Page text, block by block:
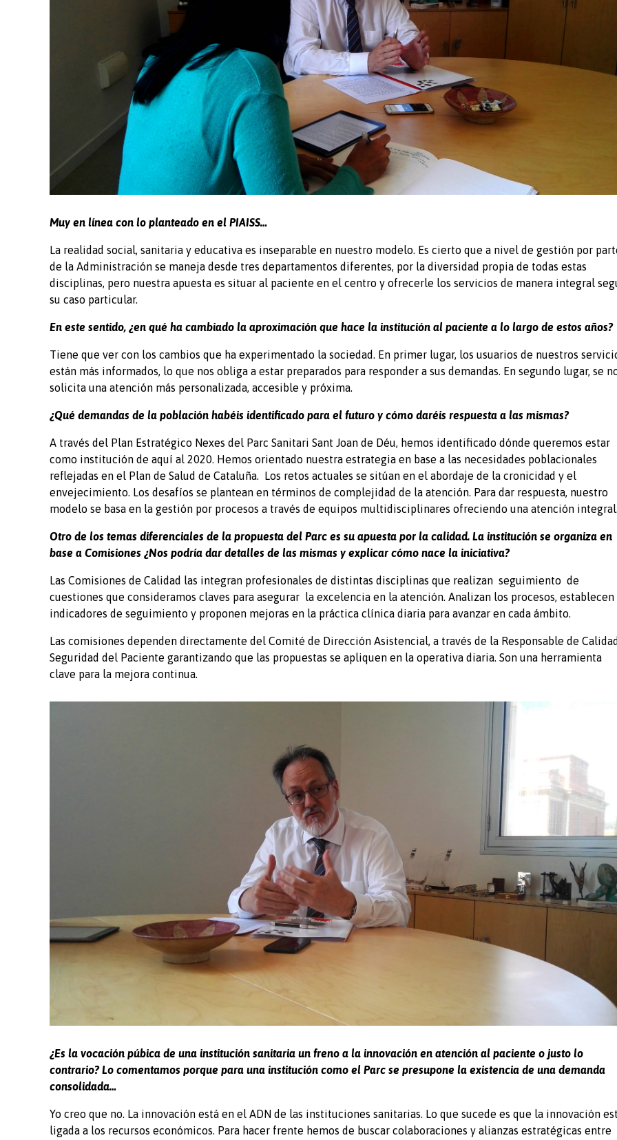
Muy en línea con lo planteado en el PIAISS…
La realidad social, sanitaria y educativa es inseparable en nuestro modelo. Es cierto que a nivel de gestión por
de la Administración se maneja desde tres departamentos diferentes, por la diversidad propia de todas estas
disciplinas, pero nuestra apuesta es situar al paciente en el centro y ofrecerle los servicios de manera integral
su caso particular.
En este sentido, ¿en qué ha cambiado la aproximación que hace la institución al paciente a lo largo de estos años?
Tiene que ver con los cambios que ha experimentado la sociedad. En primer lugar, los usuarios de nuestros
están más informados, lo que nos obliga a estar preparados para responder a sus demandas. En segundo lugar, se
solicita una atención más personalizada, accesible y próxima.
¿Qué demandas de la población habéis identificado para el futuro y cómo daréis respuesta a las mismas?
A través del Plan Estratégico Nexes del Parc Sanitari Sant Joan de Déu, hemos identificado dónde queremos estar
como institución de aquí al 2020. Hemos orientado nuestra estrategia en base a las necesidades poblacionales
reflejadas en el Plan de Salud de Cataluña. Los retos actuales se sitúan en el abordaje de la cronicidad y el
envejecimiento. Los desafíos se plantean en términos de complejidad de la atención. Para dar respuesta, nuestro
modelo se basa en la gestión por procesos a través de equipos multidisciplinares ofreciendo una atención
Otro de los temas diferenciales de la propuesta del Parc es su apuesta por la calidad. La institución se organiza en
base a Comisiones ¿Nos podría dar detalles de las mismas y explicar cómo nace la iniciativa?
Las Comisiones de Calidad las integran profesionales de distintas disciplinas que realizan seguimiento de
cuestiones que consideramos claves para asegurar la excelencia en la atención. Analizan los procesos, establecen
indicadores de seguimiento y proponen mejoras en la práctica clínica diaria para avanzar en cada ámbito.
Las comisiones dependen directamente del Comité de Dirección Asistencial, a través de la Responsable de
Seguridad del Paciente garantizando que las propuestas se apliquen en la operativa diaria. Son una herramienta
clave para la mejora continua.
¿Es la vocación púbica de una institución sanitaria un freno a la innovación en atención al paciente o justo lo
contrario? Lo comentamos porque para una institución como el Parc se presupone la existencia de una demanda
consolidada…
Yo creo que no. La innovación está en el ADN de las instituciones sanitarias. Lo que sucede es que la innovación
ligada a los recursos económicos. Para hacer frente hemos de buscar colaboraciones y alianzas estratégicas entre